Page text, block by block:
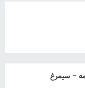
– سیمرغ